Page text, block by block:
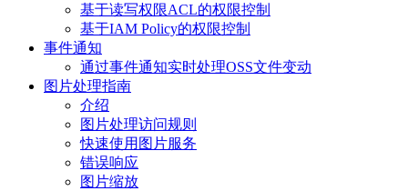
基于读写权限ACL的权限控制
基于IAM Policy的权限控制
事件通知
通过事件通知实时处理OSS文件变动
图片处理指南
介绍
图片处理访问规则
快速使用图片服务
错误响应
图片缩放